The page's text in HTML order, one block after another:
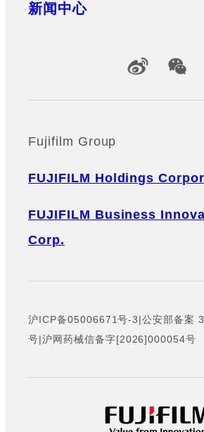
新闻中心
Official Social Media
Fujifilm Group
FUJIFILM Holdings
FUJIFILM Business
Corp.
沪ICP备05006671号-3|公安部备案
号|沪网药械信备字[2026]000054号